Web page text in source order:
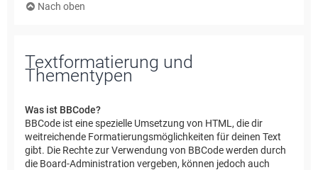
Nach oben
Textformatierung und
Thementypen
Was ist BBCode?
BBCode ist eine spezielle Umsetzung von HTML, die dir
weitreichende Formatierungsmöglichkeiten für deinen Text
gibt. Die Rechte zur Verwendung von BBCode werden durch
die Board-Administration vergeben, können jedoch auch